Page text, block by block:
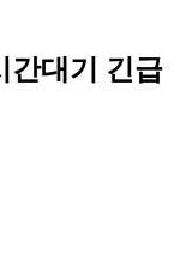
간대기 긴급